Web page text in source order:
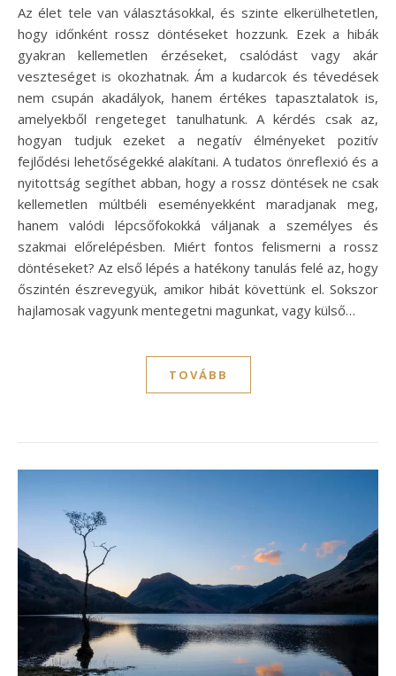
Az élet tele van választásokkal, és szinte elkerülhetetlen,
hogy időnként rossz döntéseket hozzunk. Ezek a hibák
gyakran kellemetlen érzéseket, csalódást vagy akár
veszteséget is okozhatnak. Ám a kudarcok és tévedések
nem csupán akadályok, hanem értékes tapasztalatok is,
amelyekből rengeteget tanulhatunk. A kérdés csak az,
hogyan tudjuk ezeket a negatív élményeket pozitív
fejlődési lehetőségekké alakítani. A tudatos önreflexió és a
nyitottság segíthet abban, hogy a rossz döntések ne csak
kellemetlen múltbéli eseményekként maradjanak meg,
hanem valódi lépcsőfokokká váljanak a személyes és
szakmai előrelépésben. Miért fontos felismerni a rossz
döntéseket? Az első lépés a hatékony tanulás felé az, hogy
őszintén észrevegyük, amikor hibát követtünk el. Sokszor
hajlamosak vagyunk mentegetni magunkat, vagy külső…
TOVÁBB